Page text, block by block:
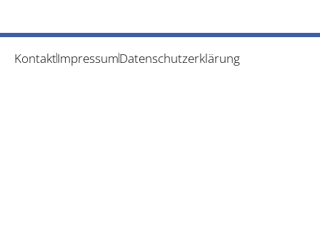
KontaktImpressumDatenschutzerklärung